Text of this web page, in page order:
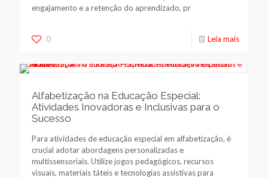
engajamento e a retenção do aprendizado, pr
0 Leia mais
Alfabetização na Educação Especial:
Atividades Inovadoras e Inclusivas para o
Sucesso
Para atividades de educação especial em alfabetização, é
crucial adotar abordagens personalizadas e
multissensoriais. Utilize jogos pedagógicos, recursos
visuais, materiais táteis e tecnologias assistivas para